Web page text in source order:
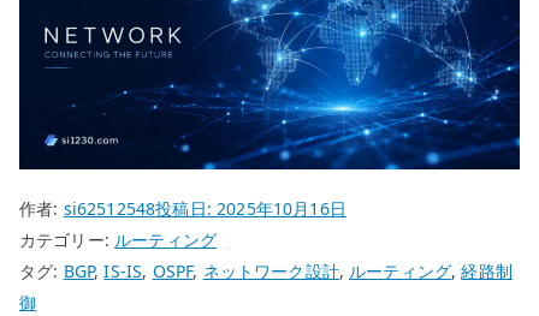
作者: si62512548投稿日:2025年10月16日
カテゴリー: ルーティング
タグ: BGP,IS-IS, OSPF, ネットワーク設計, ルーティング,経路制
御